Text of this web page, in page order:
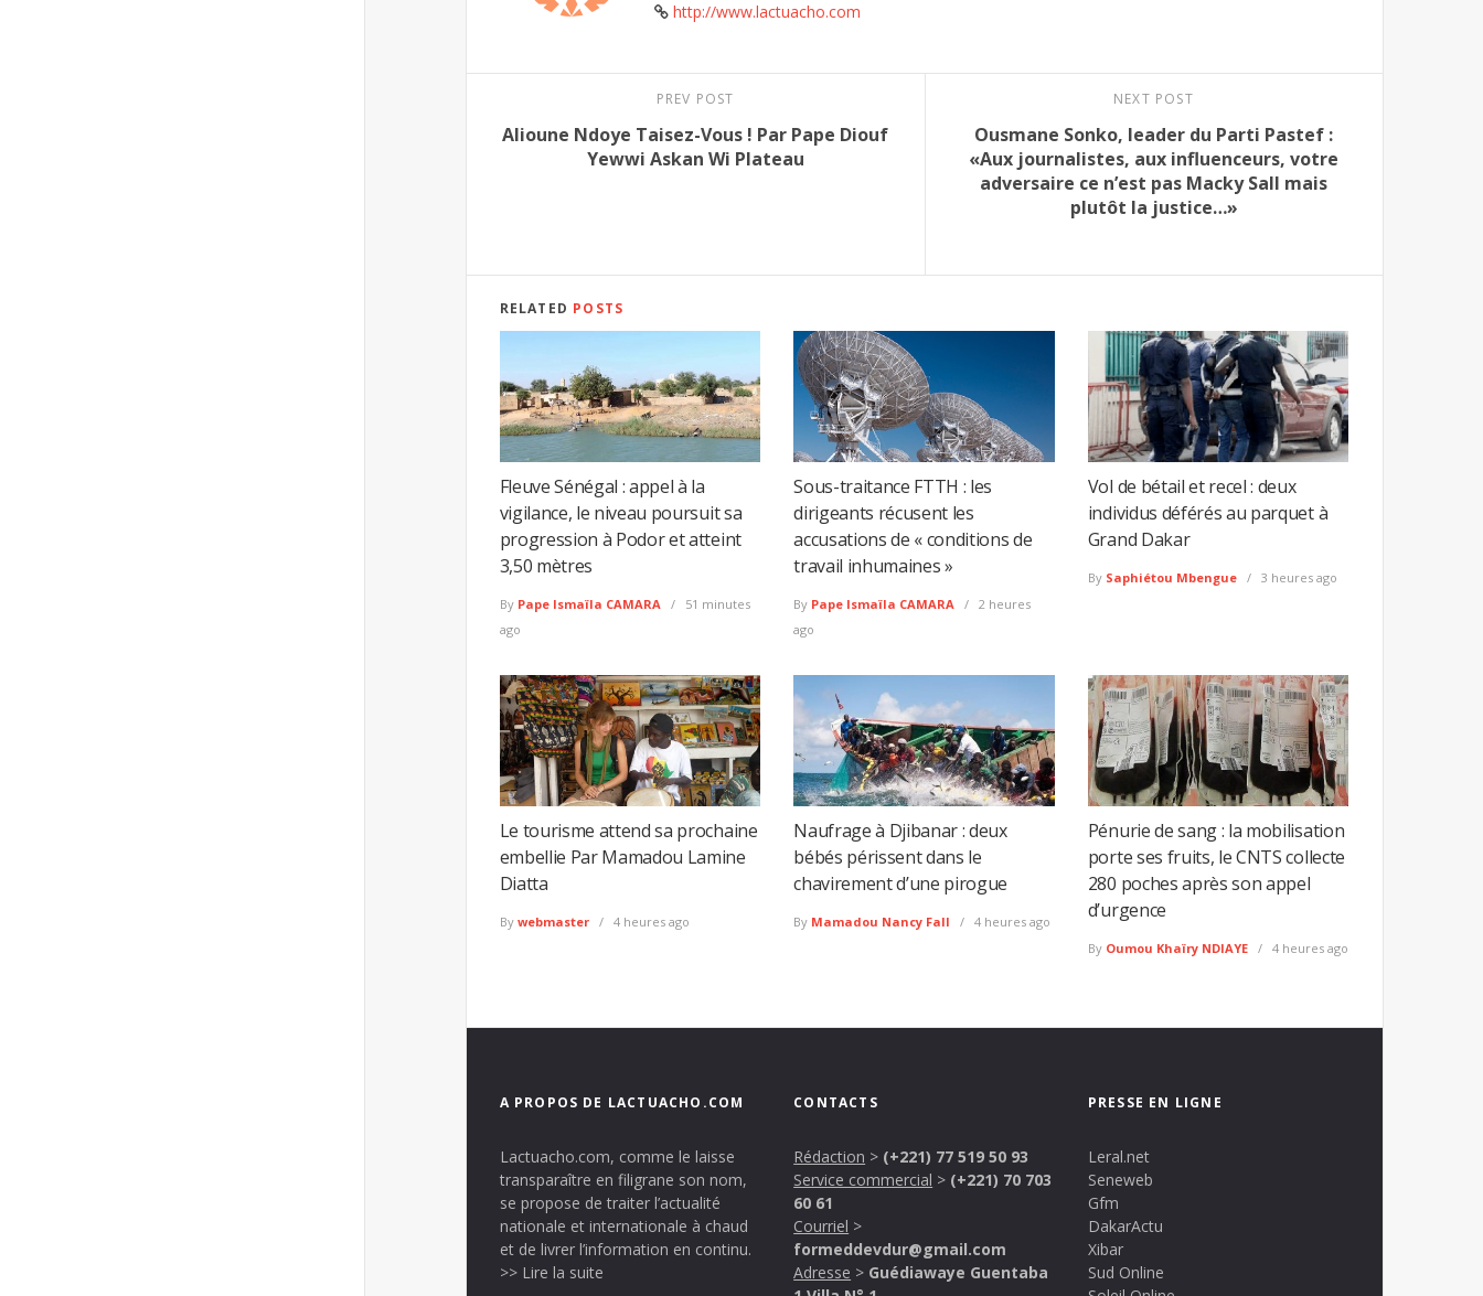
http://www.lactuacho.com
PREV POST
Alioune Ndoye Taisez-Vous ! Par Pape Diouf
Yewwi Askan Wi Plateau
NEXT POST
Ousmane Sonko, leader du Parti Pastef :
«Aux journalistes, aux influenceurs, votre
adversaire ce n’est pas Macky Sall mais
plutôt la justice…»
RELATED POSTS
Fleuve Sénégal : appel à la
vigilance, le niveau poursuit sa
progression à Podor et atteint
3,50 mètres
By Pape Ismaïla CAMARA
51 minutes
ago
Sous-traitance FTTH : les
dirigeants récusent les
accusations de « conditions de
travail inhumaines »
By Pape Ismaïla CAMARA
2 heures
ago
Vol de bétail et recel : deux
individus déférés au parquet à
Grand Dakar
By Saphiétou Mbengue 3 heures ago
Le tourisme attend sa prochaine
embellie Par Mamadou Lamine
Diatta
By webmaster 4 heures ago
Naufrage à Djibanar : deux
bébés périssent dans le
chavirement d’une pirogue
By Mamadou Nancy Fall 4 heures ago
Pénurie de sang : la mobilisation
porte ses fruits, le CNTS collecte
280 poches après son appel
d’urgence
By Oumou Khaïry NDIAYE 4 heures ago
A PROPOS DE LACTUACHO.COM
Lactuacho.com, comme le laisse
transparaître en filigrane son nom,
se propose de traiter l’actualité
nationale et internationale à chaud
et de livrer l’information en continu.
>> Lire la suite
CONTACTS
Rédaction > (+221) 77 519 50 93
Service commercial > (+221) 70 703
60 61
Courriel >
formeddevdur@gmail.com
Adresse > Guédiawaye Guentaba
PRESSE EN LIGNE
Leral.net
Seneweb
Gfm
DakarActu
Xibar
Sud Online